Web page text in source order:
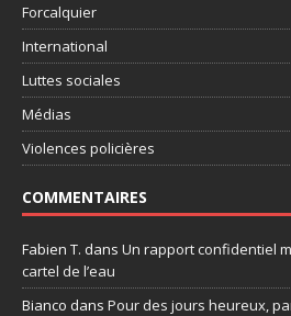
Forcalquier
International
Luttes sociales
Médias
Violences policières
COMMENTAIRES
Fabien T. dans Un rapport confidentiel
cartel de l’eau
Bianco dans Pour des jours heureux,